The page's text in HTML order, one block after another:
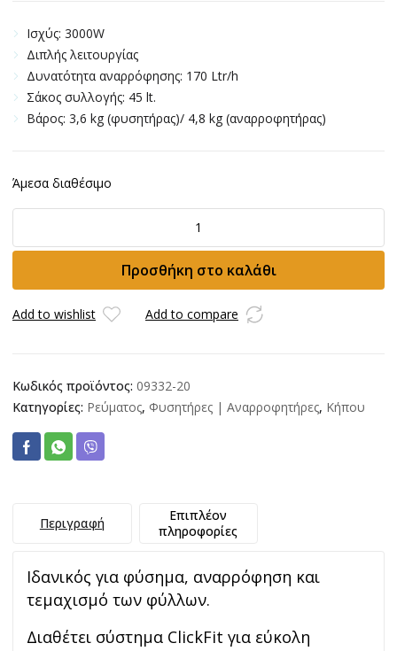
Ισχύς: 3000W
Διπλής λειτουργίας
Δυνατότητα αναρρόφησης: 170 Ltr/h
Σάκος συλλογής: 45 lt.
Bάρος: 3,6 kg (φυσητήρας)/ 4,8 kg (αναρροφητήρας)
Άμεσα διαθέσιμο
GARDENA
ποσότητα
Προσθήκη στο καλάθι
Add to wishlist Add to compare
Κωδικός προϊόντος: 09332-20
Κατηγορίες: Ρεύματος, Φυσητήρες | Αναρροφητήρες, Κήπου
Περιγραφή
Επιπλέον
πληροφορίες
Ιδανικός για φύσημα, αναρρόφηση και
τεμαχισμό των φύλλων.
Διαθέτει σύστημα ClickFit για εύκολη